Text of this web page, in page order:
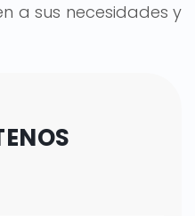
a sus necesidades y